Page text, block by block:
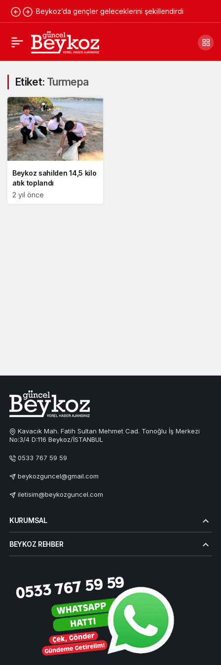
Beykoz’da gençler geleceklerini şekillendirdi
Etiket: Turmepa
Beykoz sahilden 14,5 kilo
atık toplandı
2 yıl önce
Kavacık Mah. Fatih Sultan Mehmet Cad. Tonoğlu İş Merkezi
No:3/4 D:116 Beykoz/İSTANBUL
0533 767 59 59
beykozguncel@gmail.com
iletisim@beykozguncel.com
KURUMSAL
BEYKOZ REHBER